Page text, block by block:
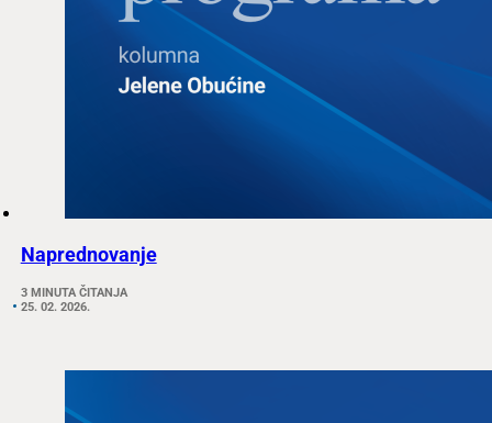
Naprednovanje
3 MINUTA ČITANJA
25. 02. 2026.